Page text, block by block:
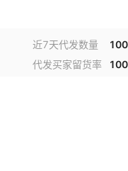
近7天代发数量
代发买家留货率